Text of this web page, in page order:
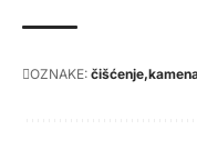
OZNAKE: čišćenje